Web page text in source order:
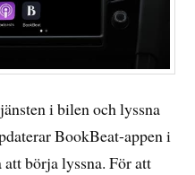
i bilen och lyssna
BookBeat-appen i
att börja lyssna. För att